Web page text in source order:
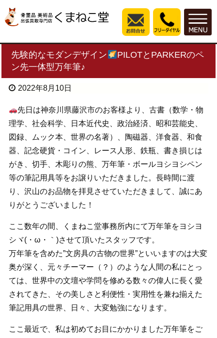
先験的なモダンデザイン
PILOTとPARKERのペ
ン先一体型万年筆♪
2022年8月10日
先日は神奈川県藤沢市のお客様より、古書（数学・物
理学、社会科学、日本近代史、政治経済、昭和芸能史、
図録、ムック本、世界の名著）、陶磁器、洋食器、和食
器、記念硬貨・コイン、レース人形、鉄瓶、書き損じは
がき、切手、木彫りの熊、万年筆・ボールヨシヨシペン
等の筆記用具等をお譲りいただきました。長時間に渡
り、沢山のお品物を拝見させていただきまして、誠にあ
りがとうございました！
ここ数年の間、くまねこ堂事務所内にて万年筆をヨシヨ
シヾ(・ω・｀)させて頂いたスタッフです。
万年筆を含めた”文房具の古物の世界”といいますのは大変
奥が深く、元々チーマー（？）のような人間の私にとっ
ては、世界中の文壇や学問を修める数々の偉人に長く愛
されてきた、その美しさと利便性・実用性を兼ね揃えた
筆記用具の世界、日々、大変勉強になります。
ここ最近で、私は初めてお目にかかりました万年筆をご